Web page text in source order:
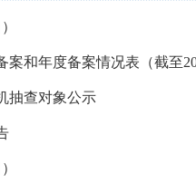
抽查对象公示